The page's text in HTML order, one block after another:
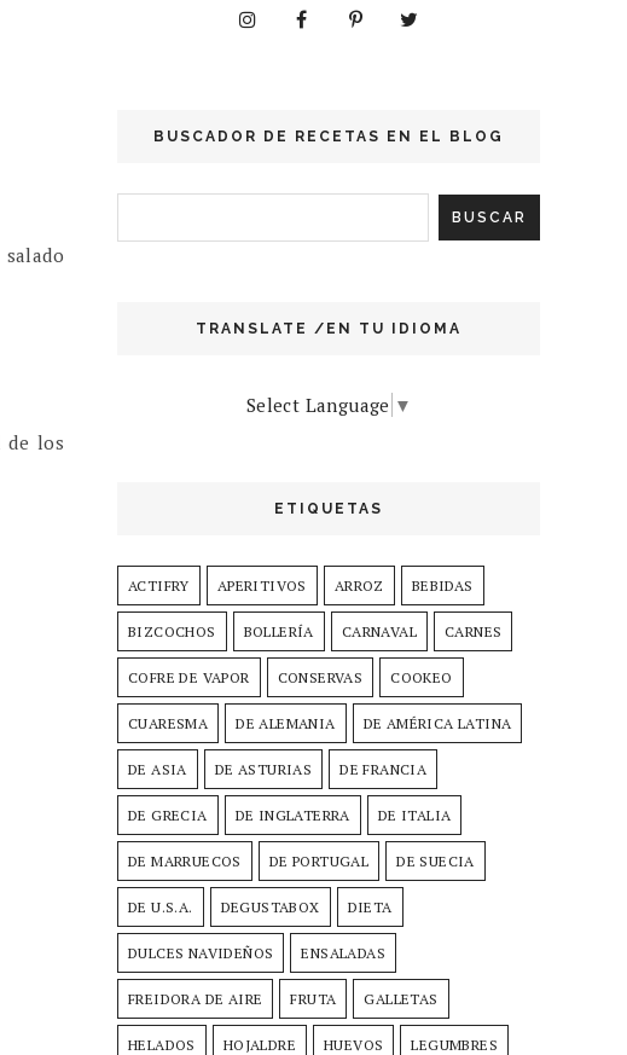
de los
BUSCADOR DE RECETAS EN EL BLOG
TRANSLATE /EN TU IDIOMA
Select Language ▼
ETIQUETAS
ACTIFRY APERITIVOS ARROZ BEBIDAS
BIZCOCHOS BOLLERÍA CARNAVAL CARNES
COFRE DE VAPOR CONSERVAS COOKEO
CUARESMA DE ALEMANIA DE AMÉRICA LATINA
DE ASIA DE ASTURIAS DE FRANCIA
DE GRECIA DE INGLATERRA DE ITALIA
DE MARRUECOS DE PORTUGAL DE SUECIA
DE U.S.A. DEGUSTABOX DIETA
DULCES NAVIDEÑOS ENSALADAS
FREIDORA DE AIRE FRUTA GALLETAS
HELADOS HOJALDRE HUEVOS LEGUMBRES